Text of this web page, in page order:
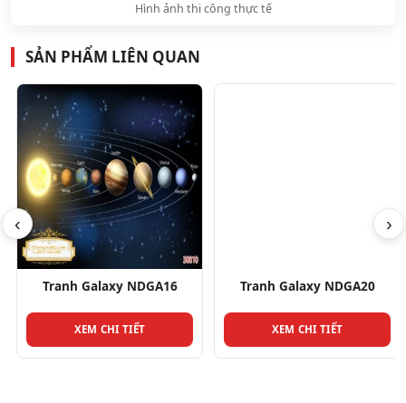
Hình ảnh thi công thực tế
SẢN PHẨM LIÊN QUAN
‹
Tranh Galaxy NDGA16
XEM CHI TIẾT
Tranh Galaxy NDGA20
XEM CHI TIẾT
›